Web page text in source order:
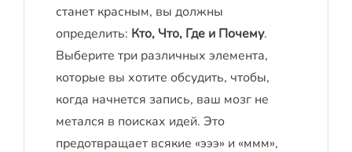
станет красным, вы должны
определить: Кто, Что, Где и Почему.
Выберите три различных элемента,
которые вы хотите обсудить, чтобы,
когда начнется запись, ваш мозг не
метался в поисках идей. Это
предотвращает всякие «эээ» и «ммм»,